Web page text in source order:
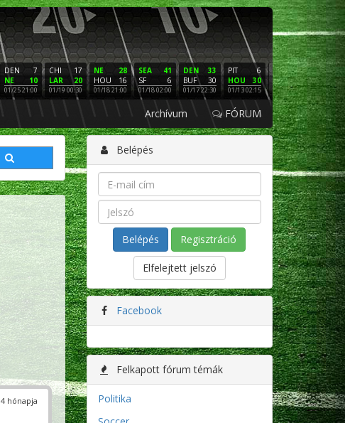
7
DEN
10
NE
01/25 21:00
17
CHI
20
LAR
01/19 00:30
28
NE
16
HOU
01/18 21:00
41
SEA
6
SF
01/18 02:00
33
DEN
30
BUF
01/17 22:30
6
PIT
30
HOU
01/13 02:15
16
NE
3
LAC
01/12 02:00
PHI
SF
01/11
Archívum FÓRUM
4 hónapja
Belépés
Regisztráció
Elfelejtett jelszó
Facebook
Felkapott fórum témák
Politika